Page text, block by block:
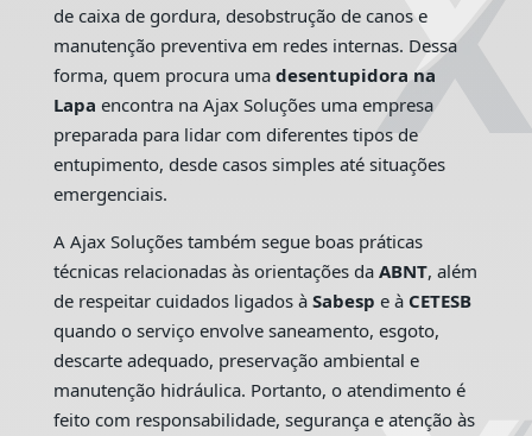
de caixa de gordura, desobstrução de canos e
manutenção preventiva em redes internas. Dessa
forma, quem procura uma desentupidora na
Lapa encontra na Ajax Soluções uma empresa
preparada para lidar com diferentes tipos de
entupimento, desde casos simples até situações
emergenciais.
A Ajax Soluções também segue boas práticas
técnicas relacionadas às orientações da ABNT, além
de respeitar cuidados ligados à Sabesp e à CETESB
quando o serviço envolve saneamento, esgoto,
descarte adequado, preservação ambiental e
manutenção hidráulica. Portanto, o atendimento é
feito com responsabilidade, segurança e atenção às